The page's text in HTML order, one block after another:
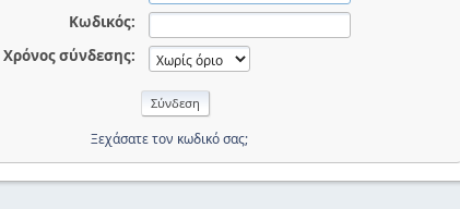
Κωδικός:
Χρόνος σύνδεσης:
Ξεχάσατε τον κωδικό σας;